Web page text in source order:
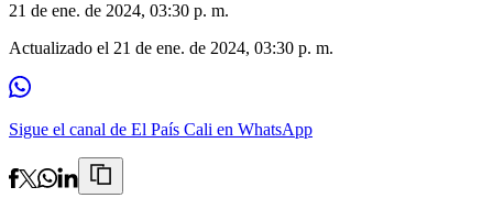
21 de ene. de 2024, 03:30 p. m.
Actualizado el 21 de ene. de 2024, 03:30 p. m.
Sigue el canal de El País Cali en WhatsApp